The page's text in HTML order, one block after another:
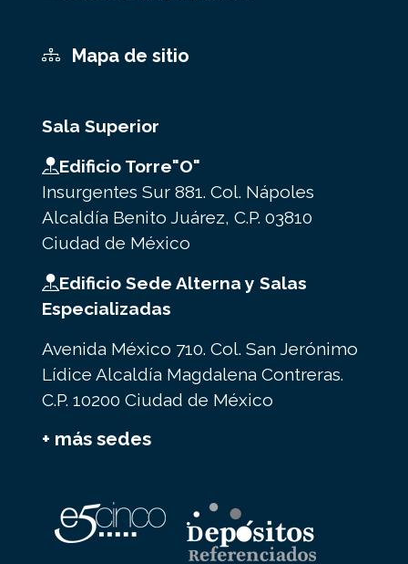
Mapa de sitio
Sala Superior
Edificio Torre"O"
Insurgentes Sur 881. Col. Nápoles
Alcaldía Benito Juárez, C.P. 03810
Ciudad de México
Edificio Sede Alterna y Salas
Especializadas
Avenida México 710. Col. San Jerónimo
Lídice Alcaldía Magdalena Contreras.
C.P. 10200 Ciudad de México
+ más sedes